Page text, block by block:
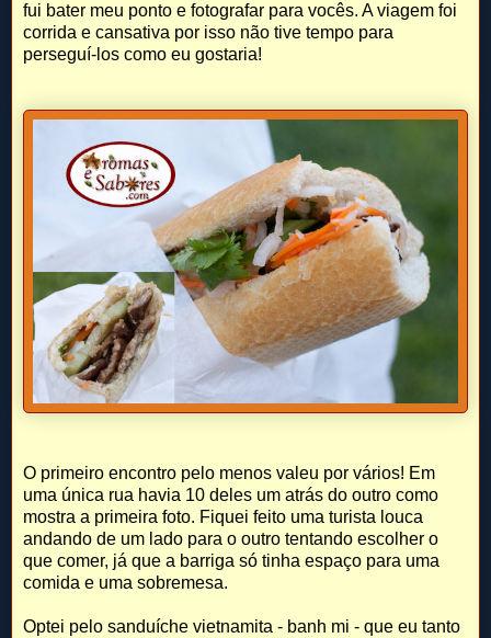
fui bater meu ponto e fotografar para vocês. A viagem foi
corrida e cansativa por isso não tive tempo para
perseguí-los como eu gostaria!
O primeiro encontro pelo menos valeu por vários! Em
uma única rua havia 10 deles um atrás do outro como
mostra a primeira foto. Fiquei feito uma turista louca
andando de um lado para o outro tentando escolher o
que comer, já que a barriga só tinha espaço para uma
comida e uma sobremesa.
Optei pelo sanduíche vietnamita - banh mi - que eu tanto